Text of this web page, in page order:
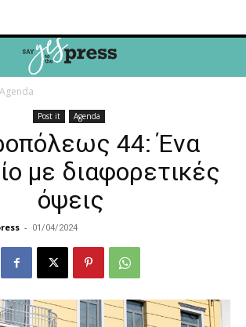
Agenda
Post it Agenda
44: Ένα
με διαφορετικές
όψεις
- 01/04/2024